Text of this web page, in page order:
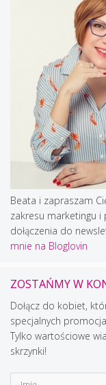
Beata i zapraszam
zakresu marketingu
dołączenia do
mnie na Bloglovin
ZOSTAŃMY W
Dołącz do kobiet,
specjalnych
Tylko wartościowe
skrzynki!